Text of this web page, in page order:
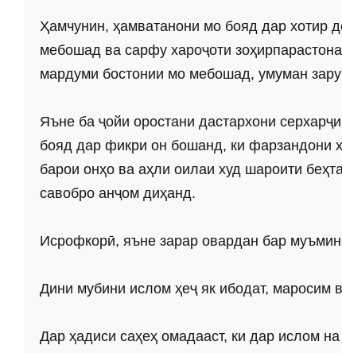
Ҳамчунин, ҳамватанони мо бояд дар хотир
мебошад ва сарфу хароҷоти
мардуми бостонии мо мебошад, умуман
Яъне ба ҷойи оростани дастархони
бояд дар фикри он бошанд, ки фарзандони
барои онҳо ва аҳли оилаи худ шароити
савобро анҷом диҳанд.
Исрофкорӣ, яъне зарар овардан бар муъмин
Дини мубини ислом ҳеҷ як ибодат, маросим
Дар ҳадиси саҳеҳ омадааст, ки дар ислом